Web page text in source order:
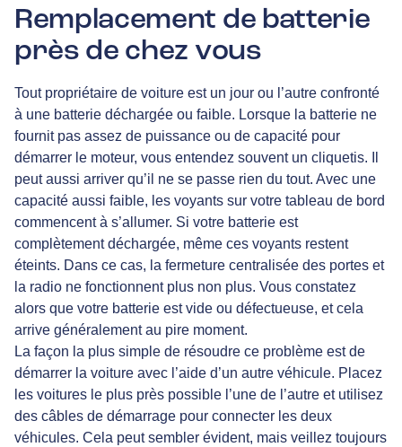
Remplacement de batterie
près de chez vous
Tout propriétaire de voiture est un jour ou l’autre confronté
à une batterie déchargée ou faible. Lorsque la batterie ne
fournit pas assez de puissance ou de capacité pour
démarrer le moteur, vous entendez souvent un cliquetis. Il
peut aussi arriver qu’il ne se passe rien du tout. Avec une
capacité aussi faible, les voyants sur votre tableau de bord
commencent à s’allumer. Si votre batterie est
complètement déchargée, même ces voyants restent
éteints. Dans ce cas, la fermeture centralisée des portes et
la radio ne fonctionnent plus non plus. Vous constatez
alors que votre batterie est vide ou défectueuse, et cela
arrive généralement au pire moment.
La façon la plus simple de résoudre ce problème est de
démarrer la voiture avec l’aide d’un autre véhicule. Placez
les voitures le plus près possible l’une de l’autre et utilisez
des câbles de démarrage pour connecter les deux
véhicules. Cela peut sembler évident, mais veillez toujours